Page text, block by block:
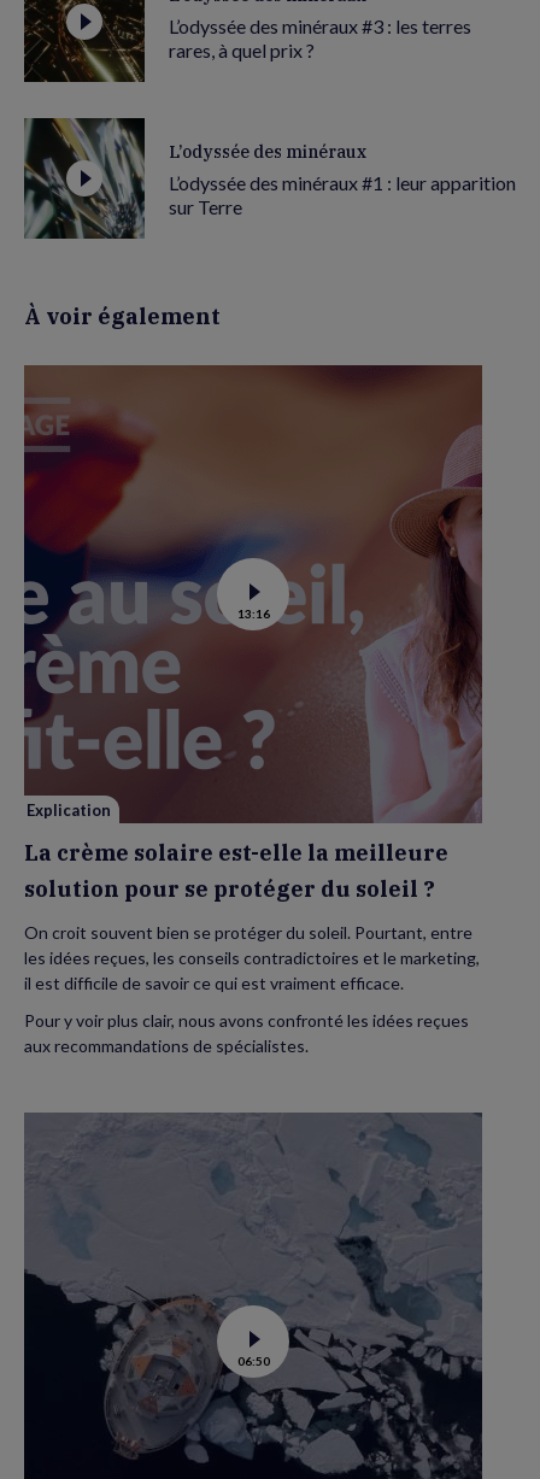
L’odyssée des minéraux #3 : les terres
rares, à quel prix ?
L’odyssée des minéraux
L’odyssée des minéraux #1 : leur apparition
sur Terre
À voir également
Voir
la
vidéo
est-
elle
la
meilleure
solution
protéger
soleil
13:16
Explication
La crème solaire est-elle la meilleure
solution pour se protéger du soleil ?
On croit souvent bien se protéger du soleil. Pourtant, entre
les idées reçues, les conseils contradictoires et le marketing,
il est difficile de savoir ce qui est vraiment efficace.
Pour y voir plus clair, nous avons confronté les idées reçues
aux recommandations de spécialistes.
Voir
la
vidéo
de
Tara
Polar
station
:
06:50